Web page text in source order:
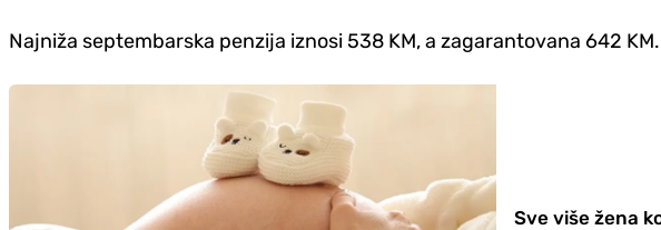
Najniža septembarska penzija iznosi 538 KM, a zagarantovana 642 KM.
Sve više žena